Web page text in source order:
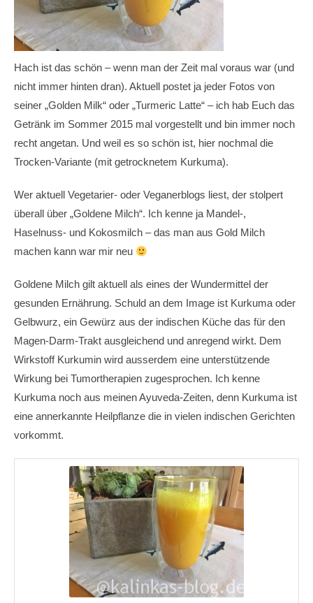
Hach ist das schön – wenn man der Zeit mal voraus war (und
nicht immer hinten dran). Aktuell postet ja jeder Fotos von
seiner „Golden Milk“ oder „Turmeric Latte“ – ich hab Euch das
Getränk im Sommer 2015 mal vorgestellt und bin immer noch
recht angetan. Und weil es so schön ist, hier nochmal die
Trocken-Variante (mit getrocknetem Kurkuma).
Wer aktuell Vegetarier- oder Veganerblogs liest, der stolpert
überall über „Goldene Milch“. Ich kenne ja Mandel-,
Haselnuss- und Kokosmilch – das man aus Gold Milch
machen kann war mir neu
Goldene Milch gilt aktuell als eines der Wundermittel der
gesunden Ernährung. Schuld an dem Image ist Kurkuma oder
Gelbwurz, ein Gewürz aus der indischen Küche das für den
Magen-Darm-Trakt ausgleichend und anregend wirkt. Dem
Wirkstoff Kurkumin wird ausserdem eine unterstützende
Wirkung bei Tumortherapien zugesprochen. Ich kenne
Kurkuma noch aus meinen Ayuveda-Zeiten, denn Kurkuma ist
eine annerkannte Heilpflanze die in vielen indischen Gerichten
vorkommt.